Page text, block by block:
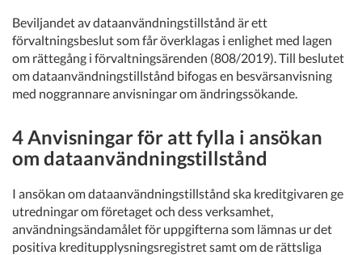
Beviljandet av dataanvändningstillstånd är ett
förvaltningsbeslut som får överklagas i enlighet med lagen
om rättegång i förvaltningsärenden (808/2019). Till beslutet
om dataanvändningstillstånd bifogas en besvärsanvisning
med noggrannare anvisningar om ändringssökande.
4 Anvisningar för att fylla i ansökan
om dataanvändningstillstånd
I ansökan om dataanvändningstillstånd ska kreditgivaren ge
utredningar om företaget och dess verksamhet,
användningsändamålet för uppgifterna som lämnas ur det
positiva kreditupplysningsregistret samt om de rättsliga